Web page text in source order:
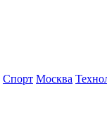
Спорт Москва